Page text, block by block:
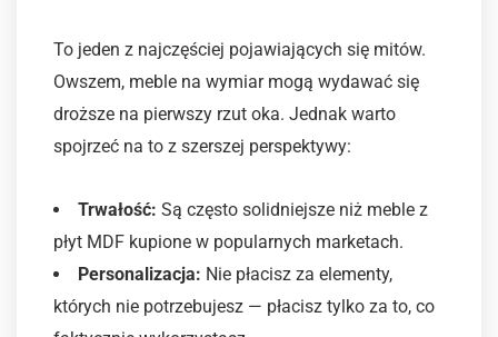
To jeden z najczęściej pojawiających się mitów.
Owszem, meble na wymiar mogą wydawać się
droższe na pierwszy rzut oka. Jednak warto
spojrzeć na to z szerszej perspektywy:
Trwałość: Są często solidniejsze niż meble z
płyt MDF kupione w popularnych marketach.
Personalizacja: Nie płacisz za elementy,
których nie potrzebujesz — płacisz tylko za to, co